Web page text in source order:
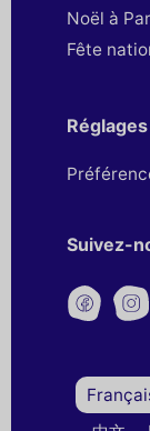
Noël à
Fête
Réglages
Suivez-